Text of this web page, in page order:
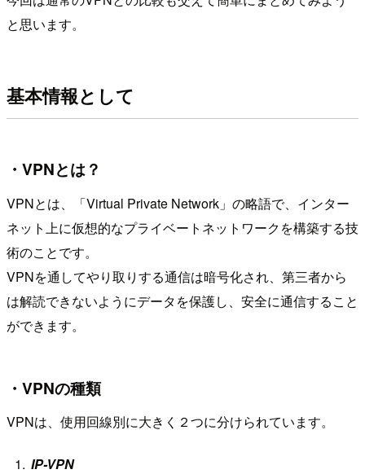
と思います。
基本情報として
・VPNとは？
VPNとは、「Virtual Private Network」の略語で、インター
ネット上に仮想的なプライベートネットワークを構築する技
術のことです。
VPNを通してやり取りする通信は暗号化され、第三者から
は解読できないようにデータを保護し、安全に通信すること
ができます。
・VPNの種類
VPNは、使用回線別に大きく２つに分けられています。
IP-VPN